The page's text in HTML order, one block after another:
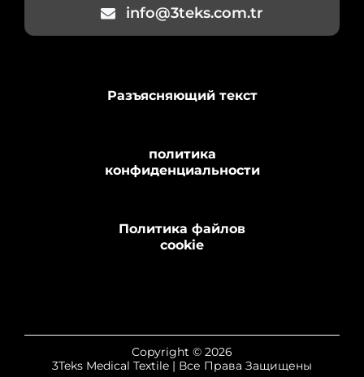
info@3teks.com.tr
Разъясняющий текст
политика
конфиденциальности
Политика файлов
cookie
Copyright © 2026
3Teks Medical Textile | Все Права Защищены